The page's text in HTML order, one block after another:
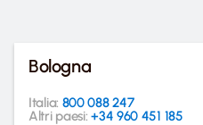
Bologna
Italia: 800 088 247
Altri paesi:+34 960 451 185